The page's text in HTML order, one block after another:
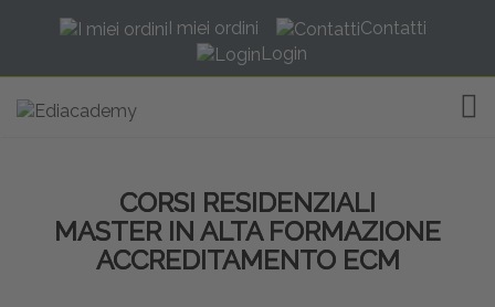
I miei ordini
Contatti
Login
CORSI RESIDENZIALI
MASTER IN ALTA FORMAZIONE
ACCREDITAMENTO ECM